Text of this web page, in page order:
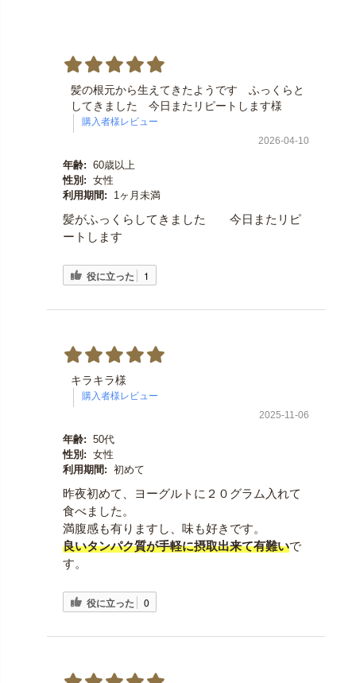
髪の根元から生えてきたようです ふっくらと
してきました 今日またリピートします様
2026-04-10
年齢: 60歳以上
性別: 女性
利用期間:
1ヶ月未満
髪がふっくらしてきました 今日またリピ
ートします
役に立った 1
キラキラ様
2025-11-06
年齢: 50代
性別: 女性
利用期間: 初めて
昨夜初めて、ヨーグルトに２０グラム入れて
食べました。
満腹感も有りますし、味も好きです。
良いタンパク質が手軽に摂取出来て有難いで
す。
役に立った 0